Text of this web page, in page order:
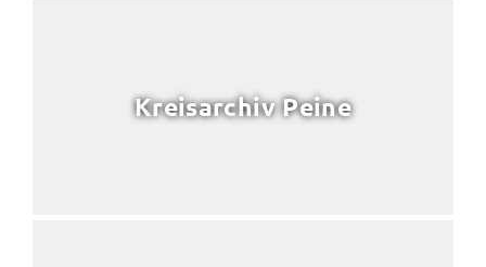
Kreisarchiv Peine